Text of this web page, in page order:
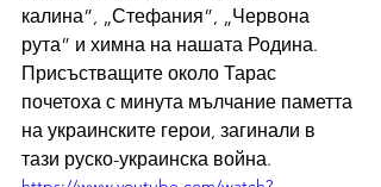
калина”, „Стефания”, „Червона
рута” и химна на нашата Родина.
Присъстващите около Тарас
почетоха с минута мълчание паметта
на украинските герои, загинали в
тази руско-украинска война.